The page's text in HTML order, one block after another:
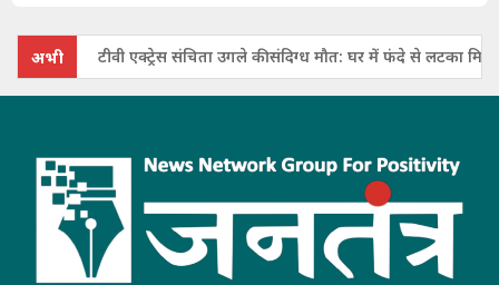
अभी
टीवी एक्ट्रेस संचिता उगले की संदिग्ध मौत: घर में फंदे से लटका मिला शव,